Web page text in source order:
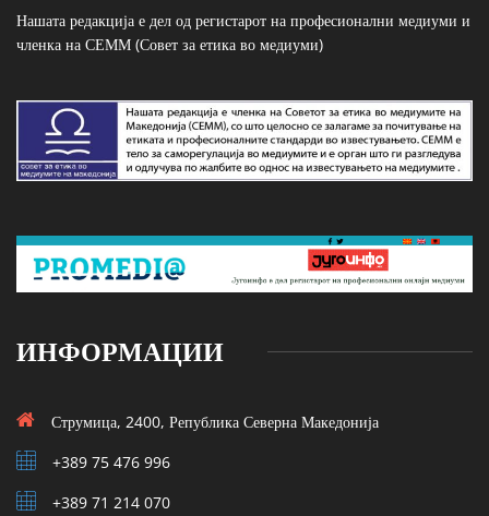
Нашата редакција е дел од регистарот на професионални медиуми и
членка на СЕММ (Совет за етика во медиуми)
ИНФОРМАЦИИ
Струмица, 2400, Република Северна Македонија
+389 75 476 996
+389 71 214 070